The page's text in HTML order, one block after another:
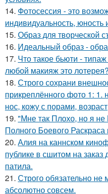
14. Фотосессия - это
индивидуальность, юность
15. Образ для творческой
16. Идеальный образ -
17. Что такое бьюти -
любой макияж это лотерея?
18. Строго сохрани
прикреплённого фото 1: 1.
нос, кожу с порами,
19. "Мне так Плохо, но я
Полного Боевого
20. Алия на каннском
публике в сшитом на
патила.
21. Строго обязательно
абсолютно совсем.